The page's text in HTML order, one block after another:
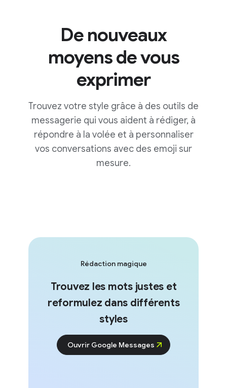
De nouveaux
moyens de vous
exprimer
Trouvez votre style grâce à des outils de
messagerie qui vous aident à rédiger, à
répondre à la volée et à personnaliser
vos conversations avec des emoji sur
mesure.
Rédaction magique
Trouvez les mots justes et
reformulez dans différents
styles
Ouvrir Google Messages